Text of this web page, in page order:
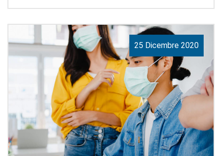
25 Dicembre 2020